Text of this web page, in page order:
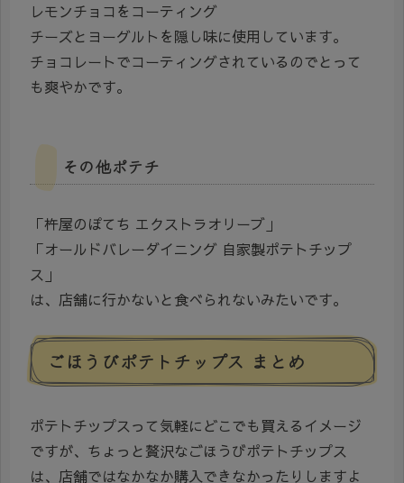
レモンチョコをコーティング
チーズとヨーグルトを隠し味に使用しています。
チョコレートでコーティングされているのでとって
も爽やかです。
その他ポテチ
「杵屋のぽてち エクストラオリーブ」
「オールドバレーダイニング 自家製ポテトチップ
ス」
は、店舗に行かないと食べられないみたいです。
ごほうびポテトチップス まとめ
ポテトチップスって気軽にどこでも買えるイメージ
ですが、ちょっと贅沢なごほうびポテトチップス
は、店舗ではなかなか購入できなかったりしますよ